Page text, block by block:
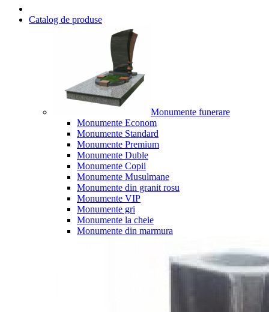
Catalog de produse
Monumente funerare
Monumente Econom
Monumente Standard
Monumente Premium
Monumente Duble
Monumente Copii
Monumente Musulmane
Monumente din granit rosu
Monumente VIP
Monumente gri
Monumente la cheie
Monumente din marmura